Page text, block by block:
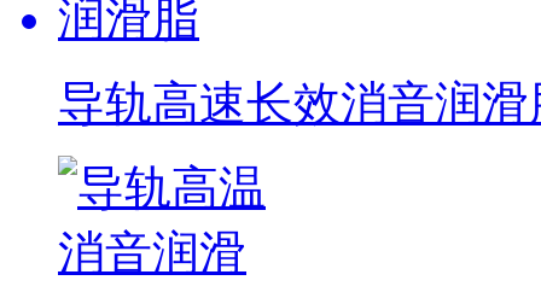
导轨高速长效消音润滑